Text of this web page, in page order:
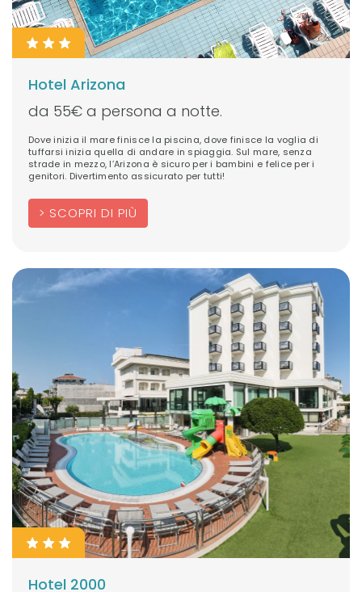
Hotel Arizona
da 55€ a persona a notte.
Dove inizia il mare finisce la piscina, dove finisce la voglia di
tuffarsi inizia quella di andare in spiaggia. Sul mare, senza
strade in mezzo, l’Arizona è sicuro per i bambini e felice per i
genitori. Divertimento assicurato per tutti!
SCOPRI DI PIÙ
Hotel 2000